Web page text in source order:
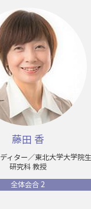
藤田 香
ィター／東北大学大学院
研究科 教授
全体会合 2